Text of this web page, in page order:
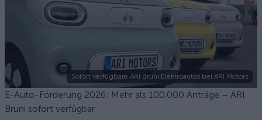
Sofort verfügbare ARI Bruni Elektroautos bei ARI Motors
E-Auto-Förderung 2026: Mehr als 100.000 Anträge – ARI
Bruni sofort verfügbar